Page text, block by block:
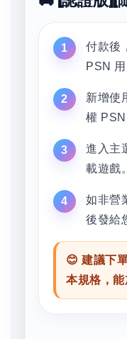
付款後
PSN 用
新增使
權 PSN
進入主
載遊戲。
如非營
後發給
😊 建議下
本規格，能